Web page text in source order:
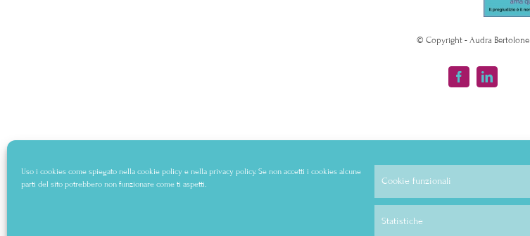
Uso i cookies come spiegato nella cookie policy e nella privacy policy. Se non accetti i cookies alcune
parti del sito potrebbero non funzionare come ti aspetti.
Cookie funzionali
Statistiche
© Copyright - Audra Bertolone
FacebookLinkedIn